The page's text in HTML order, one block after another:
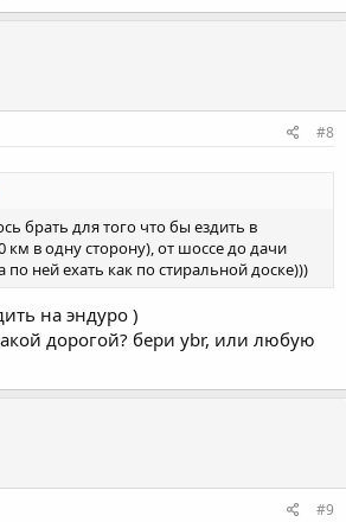
#8
брать для того что бы ездить в
км в одну сторону), от шоссе до дачи
по ней ехать как по стиральной доске)))
на эндуро )
дорогой? бери ybr, или любую
#9